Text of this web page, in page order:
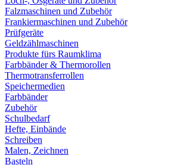
Falzmaschinen und Zubehör
Frankiermaschinen und Zubehör
Prüfgeräte
Geldzählmaschinen
Produkte fürs Raumklima
Farbbänder & Thermorollen
Thermotransferrollen
Speichermedien
Farbbänder
Zubehör
Schulbedarf
Hefte, Einbände
Schreiben
Malen, Zeichnen
Basteln